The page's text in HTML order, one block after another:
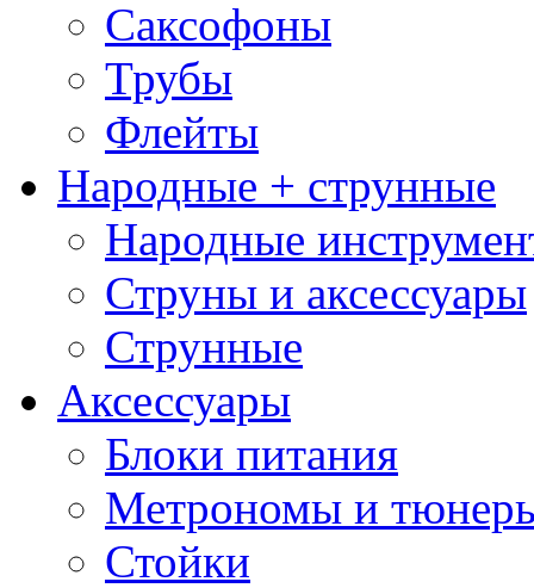
Саксофоны
Трубы
Флейты
Народные + струнные
Народные
Струны и аксессуары
Струнные
Аксессуары
Блоки питания
Метрономы и
Стойки